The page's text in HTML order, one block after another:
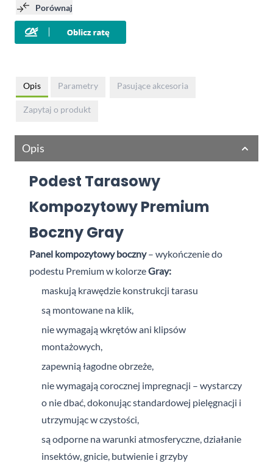
Porównaj
Opis Parametry Pasujące akcesoria
Zapytaj o produkt
Opis
Podest Tarasowy
Kompozytowy Premium
Boczny Gray
Panel kompozytowy boczny– wykończenie do
podestu Premium w kolorzeGray:
maskują krawędzie konstrukcji tarasu
są montowane na klik,
nie wymagają wkrętów ani klipsów
montażowych,
zapewnią łagodne obrzeże,
nie wymagają corocznej impregnacji – wystarczy
o nie dbać, dokonując standardowej pielęgnacji i
utrzymując w czystości,
są odporne na warunki atmosferyczne, działanie
insektów, gnicie, butwienie i grzyby